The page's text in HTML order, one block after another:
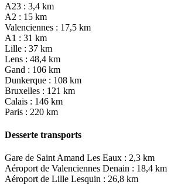
A23 : 3,4 km
A2 : 15 km
Valenciennes : 17,5 km
A1 : 31 km
Lille : 37 km
Lens : 48,4 km
Gand : 106 km
Dunkerque : 108 km
Bruxelles : 121 km
Calais : 146 km
Paris : 220 km
Desserte transports
Gare de Saint Amand Les Eaux : 2,3 km
Aéroport de Valenciennes Denain : 18,4 km
Aéroport de Lille Lesquin : 26,8 km